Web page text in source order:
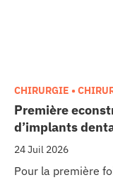
Première
d’implants
24 Juil 2026
CHIRURGIE •
Pour la première